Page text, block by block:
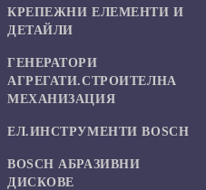
КРЕПЕЖНИ ЕЛЕМЕНТИ И
ДЕТАЙЛИ
ГЕНЕРАТОРИ
АГРЕГАТИ.СТРОИТЕЛНА
МЕХАНИЗАЦИЯ
ЕЛ.ИНСТРУМЕНТИ BOSCH
BOSCH АБРАЗИВНИ
ДИСКОВЕ